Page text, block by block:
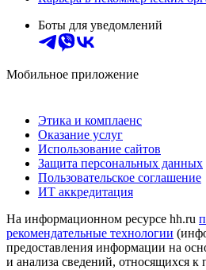
Боты для уведомлений
Мобильное приложение
Этика и комплаенс
Оказание услуг
Использование сайтов
Защита персональных данных
Пользовательское соглашение
ИТ аккредитация
На информационном ресурсе hh.ru
рекомендательные технологии
предоставления информации на
и анализа сведений, относящихся к